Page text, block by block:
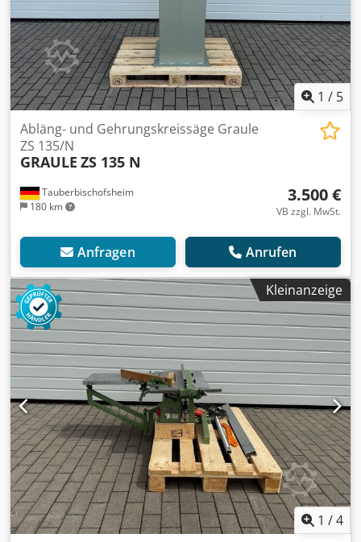
1 / 5
Tauberbischofsheim
180 km
Abläng- und Gehrungskreissäge Graule
ZS 135/N
GRAULE ZS 135 N
3.500 €
VB zzgl. MwSt.
Anfragen Anrufen
Kleinanzeige
1 /4